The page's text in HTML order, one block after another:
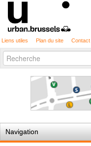
Liens utiles Plan du site Contact
Chercher par
Recherche
avancée…
Navigation